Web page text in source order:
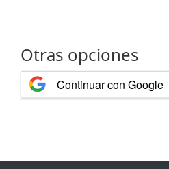
Otras opciones
Continuar con Google